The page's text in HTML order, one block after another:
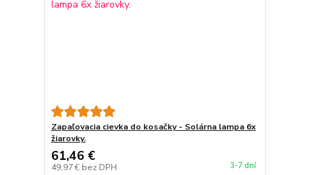
Zapaľovacia cievka do kosačky - Solárna lampa 6x
žiarovky.
61,46 €
49,97 € bez DPH 3-7 dní